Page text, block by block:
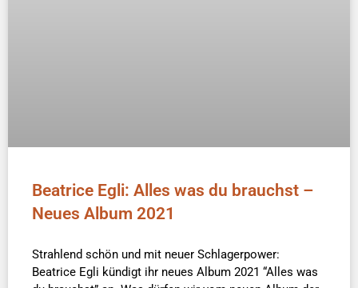
Beatrice Egli: Alles was du brauchst –
Neues Album 2021
Strahlend schön und mit neuer Schlagerpower:
Beatrice Egli kündigt ihr neues Album 2021 “Alles was